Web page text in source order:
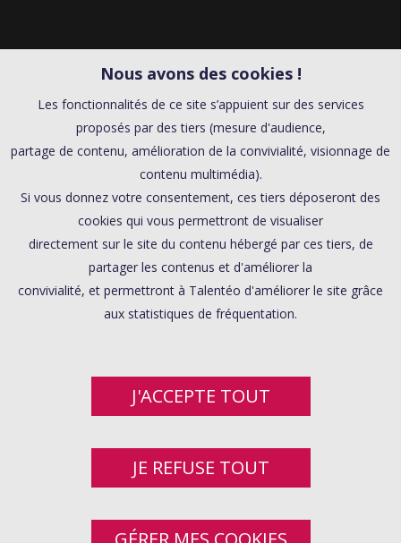
Nous avons des cookies !
Les fonctionnalités de ce site s’appuient sur des services
proposés par des tiers (mesure d'audience,
partage de contenu, amélioration de la convivialité, visionnage de
contenu multimédia).
Si vous donnez votre consentement, ces tiers déposeront des
cookies qui vous permettront de visualiser
directement sur le site du contenu hébergé par ces tiers, de
partager les contenus et d'améliorer la
convivialité, et permettront à Talentéo d'améliorer le site grâce
aux statistiques de fréquentation.
J'ACCEPTE TOUT
JE REFUSE TOUT